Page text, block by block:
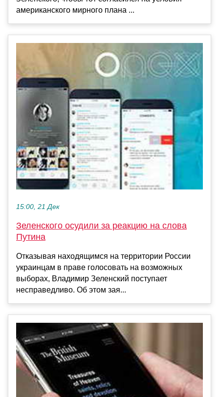
американского мирного плана ...
15:00, 21 Дек
Зеленского осудили за реакцию на слова
Путина
Отказывая находящимся на территории России
украинцам в праве голосовать на возможных
выборах, Владимир Зеленский поступает
несправедливо. Об этом зая...